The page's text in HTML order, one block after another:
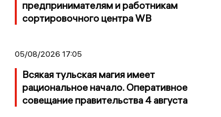
предпринимателям и работникам
сортировочного центра WB
05/08/2026 17:05
Всякая тульская магия имеет
рациональное начало. Оперативное
совещание правительства 4 августа